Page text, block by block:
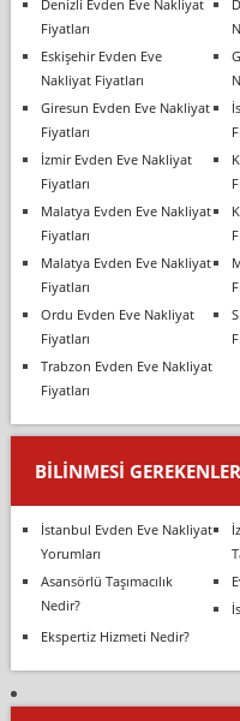
Denizli Evden Eve Nakliyat
Fiyatları
Eskişehir Evden Eve
Nakliyat Fiyatları
Giresun Evden Eve Nakliyat
Fiyatları
İzmir Evden Eve Nakliyat
Fiyatları
Malatya Evden Eve Nakliyat
Fiyatları
Malatya Evden Eve Nakliyat
Fiyatları
Ordu Evden Eve Nakliyat
Fiyatları
Trabzon Evden Eve Nakliyat
Fiyatları
BILINMESI GEREKENLER
İstanbul Evden Eve Nakliyat
Yorumları
Asansörlü Taşımacılık
Nedir?
Ekspertiz Hizmeti Nedir?